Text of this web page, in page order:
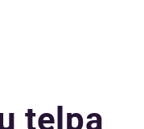
telpa